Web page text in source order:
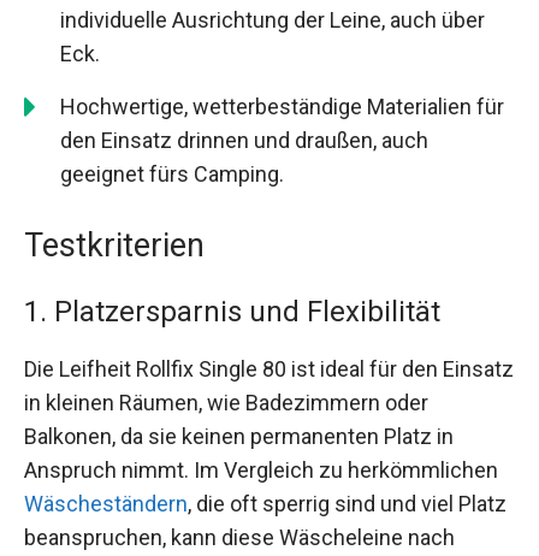
individuelle Ausrichtung der Leine, auch über
Eck.
Hochwertige, wetterbeständige Materialien für
den Einsatz drinnen und draußen, auch
geeignet fürs Camping.
Testkriterien
1. Platzersparnis und Flexibilität
Die Leifheit Rollfix Single 80 ist ideal für den Einsatz
in kleinen Räumen, wie Badezimmern oder
Balkonen, da sie keinen permanenten Platz in
Anspruch nimmt. Im Vergleich zu herkömmlichen
Wäscheständern, die oft sperrig sind und viel Platz
beanspruchen, kann diese Wäscheleine nach